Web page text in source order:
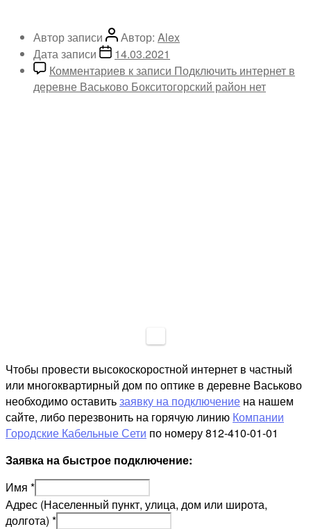
Автор записи Автор: Alex
Дата записи
14.03.2021
Комментариев к записи Подключить интернет в
деревне Васьково Бокситогорский район нет
Чтобы провести высокоскоростной интернет в частный
или многоквартирный дом по оптике в деревне Васьково
необходимо оставитьзаявку на подключение на нашем
сайте, либо перезвонить на горячую линию Компании
Городские Кабельные Сети по номеру 812-410-01-01
Заявка на быстрое подключение:
Имя *
Адрес (Населенный пункт, улица, дом или широта,
долгота) *